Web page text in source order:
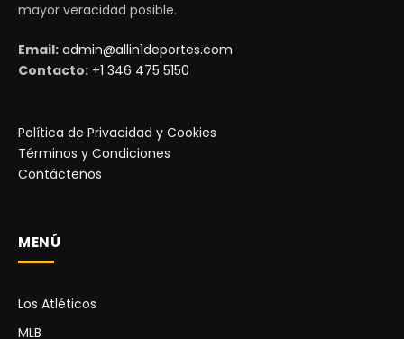
mayor veracidad posible.
Email: admin@allin1deportes.com
Contacto: +1 346 475 5150
Política de Privacidad y Cookies
Términos y Condiciones
Contáctenos
MENÚ
Los Atléticos
MLB